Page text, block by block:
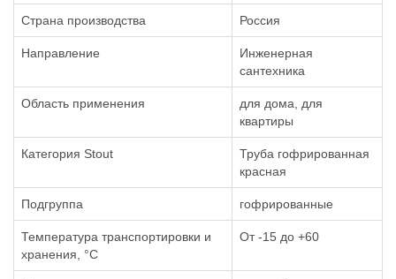
Страна производства Россия
Направление
Инженерная
сантехника
Область применения
для дома, для
квартиры
Категория Stout
Труба гофрированная
красная
Подгруппа гофрированные
Температура транспортировки и
хранения, °С
От -15 до +60